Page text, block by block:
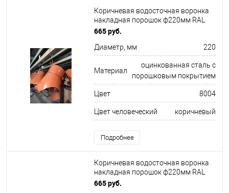
Коричневая водосточная воронка
накладная порошок ф220мм RAL
8004
665 руб.
Диаметр, мм 220
Материал
оцинкованная сталь с
порошковым покрытием
Цвет 8004
Цвет человеческий коричневый
Подробнее
Коричневая водосточная воронка
накладная порошок ф220мм RAL
8001
665 руб.